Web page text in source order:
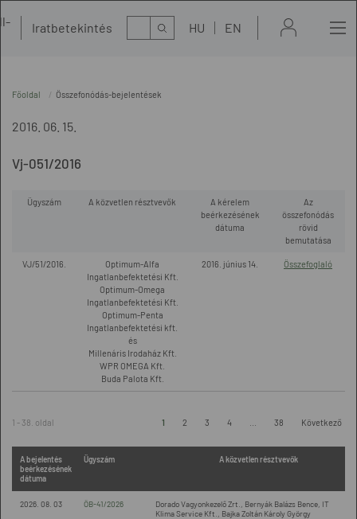
Iratbetekintés Kereső HU EN
Főoldal Összefonódás-bejelentések
2016. 06. 15.
Vj-051/2016
Ügyszám A közvetlen résztvevők
A kérelem
beérkezésének
dátuma
Az
összefonódás
rövid
bemutatása
VJ/51/2016.
Optimum-Alfa
Ingatlanbefektetési Kft.
Optimum-Omega
Ingatlanbefektetési Kft.
Optimum-Penta
Ingatlanbefektetési kft.
és
Millenáris Irodaház Kft.
WPR OMEGA Kft.
Buda Palota Kft.
2016. június 14. Összefoglaló
1 - 38. oldal 1 2 3 4 38 Következő
A bejelentés
beérkezésének
dátuma
Ügyszám A közvetlen résztvevők
2026. 08. 03 ÖB-41/2026
Dorado Vagyonkezelő Zrt., Bernyák Balázs Bence, IT
Klima Service Kft., Bajka Zoltán Károly György